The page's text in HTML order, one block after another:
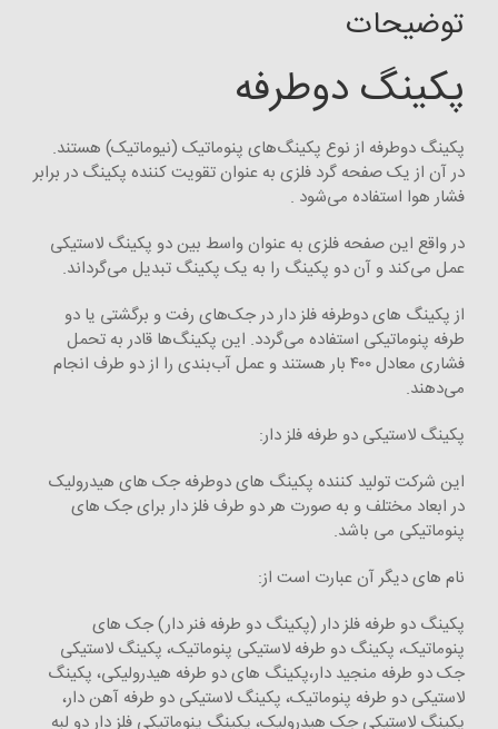
توضیحات
پکینگ دوطرفه
پکینگ دوطرفه از نوع پکینگ‌های پنوماتیک (نیوماتیک) هستند.
در آن از یک صفحه گرد فلزی به عنوان تقویت کننده پکینگ در برابر
فشار هوا استفاده می‌شود .
در واقع این صفحه فلزی به عنوان واسط بین دو پکینگ لاستیکی
عمل می‌کند و آن دو پکینگ را به یک پکینگ تبدیل می‌گرداند.
از پکینگ های دوطرفه فلز دار در جک‌های رفت و برگشتی یا دو
طرفه پنوماتیکی استفاده می‌گردد. این پکینگ‌ها قادر به تحمل
فشاری معادل ۴۰۰ بار هستند و عمل آب‌بندی را از دو طرف انجام
می‌دهند.
پکینگ لاستیکی دو طرفه فلز دار:
این شرکت تولید کننده پکینگ های دوطرفه جک های هیدرولیک
در ابعاد مختلف و به صورت هر دو طرف فلز دار برای جک های
پنوماتیکی می باشد.
نام های دیگر آن عبارت است از:
پکینگ دو طرفه فلز دار (پکینگ دو طرفه فنر دار) جک های
پنوماتیک، پکینگ دو طرفه لاستیکی پنوماتیک، پکینگ لاستیکی
جک دو طرفه منجید دار،پکینگ های دو طرفه هیدرولیکی، پکینگ
لاستیکی دو طرفه پنوماتیک، پکینگ لاستیکی دو طرفه آهن دار،
پکینگ لاستیکی جک هیدرولیک، پکینگ پنوماتیکی فلز دار دو لبه